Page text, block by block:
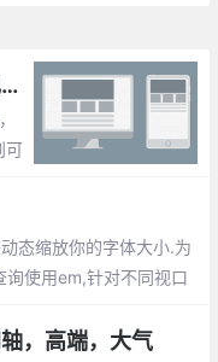
移动端web app要使用rem实现自适应布局:font-size的响应式
可
态缩放你的字体大小.为
使用em,针对不同视口
，高端，大气